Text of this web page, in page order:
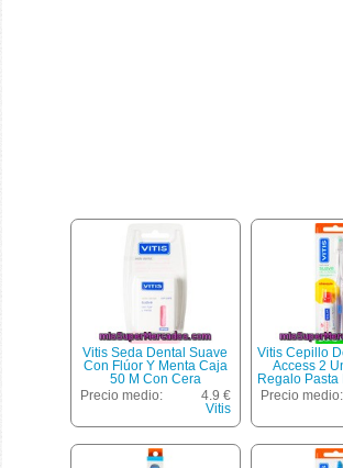
Vitis Seda Dental Suave
Con Flúor Y Menta Caja
50 M Con Cera
Precio medio:
4.9 €
Vitis
Vitis Cepillo
Access 2
Regalo Pasta
Precio medio: